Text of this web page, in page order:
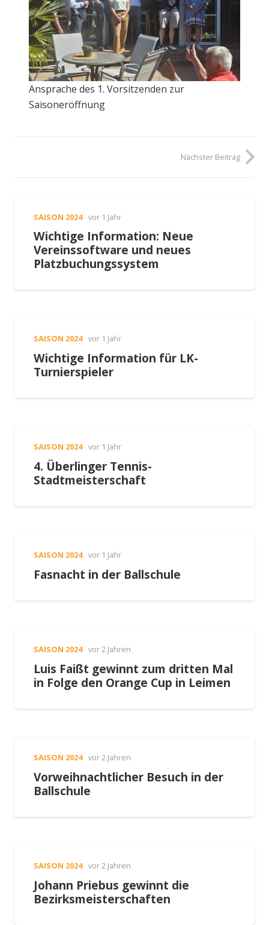
Ansprache des 1. Vorsitzenden zur
Saisoneröffnung
Nächster Beitrag
SAISON 2024 vor 1 Jahr
Wichtige Information: Neue
Vereinssoftware und neues
Platzbuchungssystem
SAISON 2024 vor 1 Jahr
Wichtige Information für LK-
Turnierspieler
SAISON 2024 vor 1 Jahr
4. Überlinger Tennis-
Stadtmeisterschaft
SAISON 2024 vor 1 Jahr
Fasnacht in der Ballschule
SAISON 2024 vor 2 Jahren
Luis Faißt gewinnt zum dritten Mal
in Folge den Orange Cup in Leimen
SAISON 2024 vor 2 Jahren
Vorweihnachtlicher Besuch in der
Ballschule
SAISON 2024 vor 2 Jahren
Johann Priebus gewinnt die
Bezirksmeisterschaften